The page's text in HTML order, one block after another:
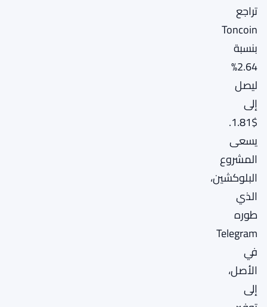
تراجع
Toncoin
بنسبة
2.64%
ليصل
إلى
$1.81.
يسعى
المشروع
البلوكشين،
الذي
طوره
Telegram
في
الأصل،
إلى